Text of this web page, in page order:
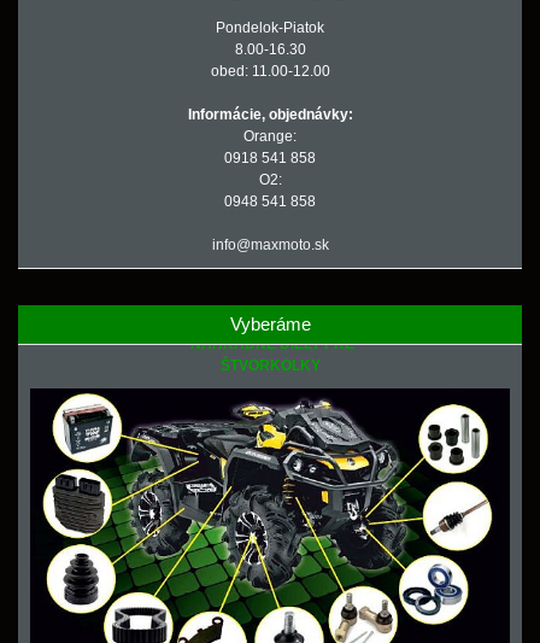
Pondelok-Piatok
8.00-16.30
obed: 11.00-12.00
Informácie, objednávky:
Orange:
0918 541 858
O2:
0948 541 858
info@maxmoto.sk
Vyberáme
NÁHRADNÉ DIELY PRE
ŠTVORKOLKY